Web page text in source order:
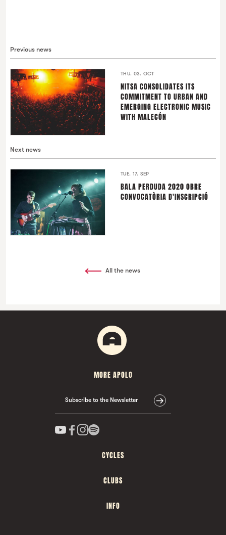
Previous news
THU. 03. OCT
NITSA CONSOLIDATES ITS
COMMITMENT TO URBAN AND
EMERGING ELECTRONIC MUSIC
WITH MALECÓN
Next news
TUE. 17. SEP
BALA PERDUDA 2020 OBRE
CONVOCATÒRIA D'INSCRIPCIÓ
All the news
MORE APOLO
Subscribe to the Newsletter
CYCLES
CLUBS
INFO